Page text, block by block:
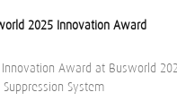
2025 Innovation Award
Award at Busworld
System